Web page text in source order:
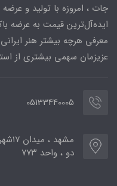
جات ، امروزه با تولید و
ایده‌آل‌ترین قیمت به عرضه
معرفی هرچه بیشتر هنر
عزیزمان سهمی بیشتری از
05133440005
دو ، واحد ۷۷۳